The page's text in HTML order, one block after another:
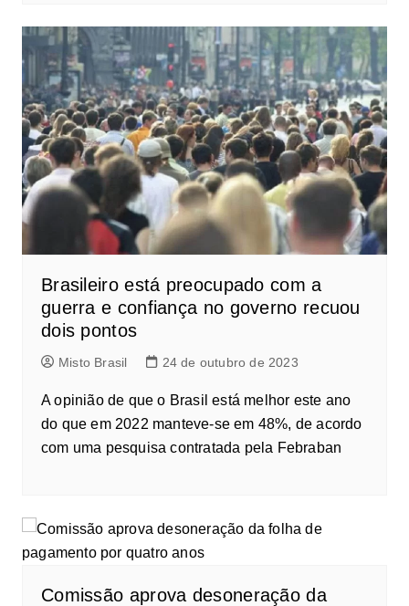
Brasileiro está preocupado com a
guerra e confiança no governo recuou
dois pontos
Misto Brasil 24 de outubro de 2023
A opinião de que o Brasil está melhor este ano
do que em 2022 manteve-se em 48%, de acordo
com uma pesquisa contratada pela Febraban
Comissão aprova desoneração da